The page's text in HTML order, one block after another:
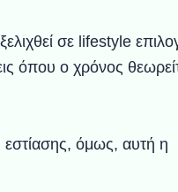
σε lifestyle
όπου ο χρόνος
εστίασης, όμως, αυτή η